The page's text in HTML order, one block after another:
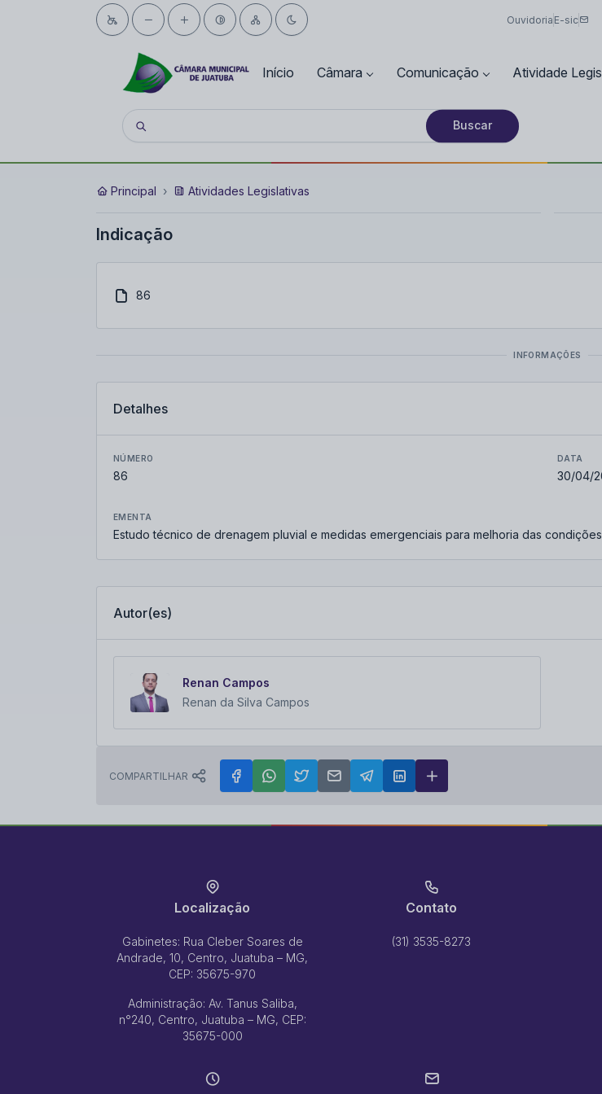
Ouvidoria E-sic
Início Câmara Comunicação Atividade
Buscar
Principal Atividades Legislativas
Indicação
86
INFORMAÇÕES
Detalhes
NÚMERO
86
DATA
30/04/
EMENTA
Estudo técnico de drenagem pluvial e medidas emergenciais para melhoria das
Autor(es)
Renan Campos
Renan da Silva Campos
COMPARTILHAR
Localização
Gabinetes: Rua Cleber Soares de
Andrade, 10, Centro, Juatuba – MG,
CEP: 35675-970
Administração: Av. Tanus Saliba,
n°240, Centro, Juatuba – MG, CEP:
35675-000
Contato
(31) 3535-8273